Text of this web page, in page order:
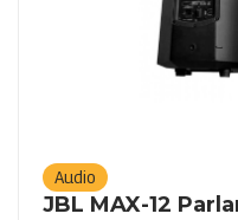
Audio
JBL MAX-12